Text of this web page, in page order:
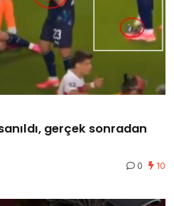
gerçek sonradan
0 10